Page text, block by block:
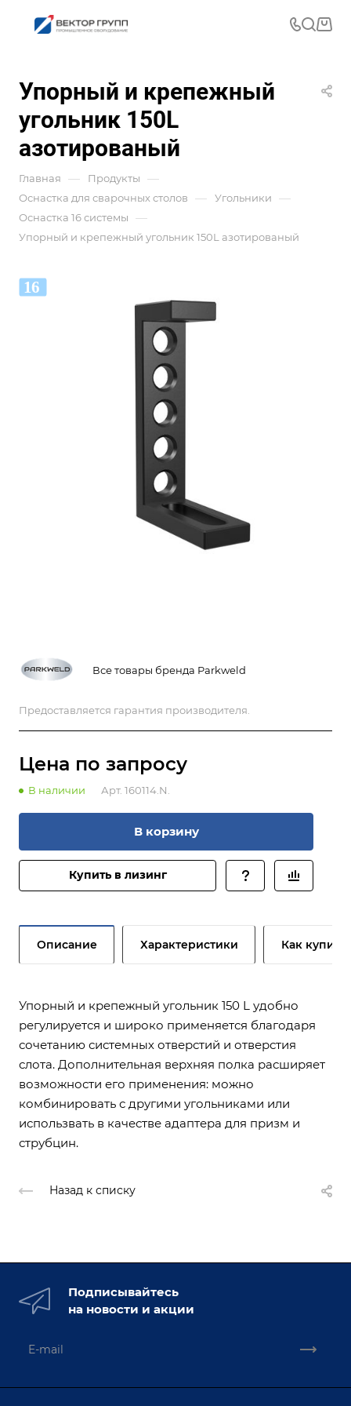
Упорный и крепежный
угольник 150L
азотированый
Главная — Продукты —
Оснастка для сварочных столов — Угольники —
Оснастка 16 системы —
Упорный и крепежный угольник 150L азотированый
Все товары бренда Parkweld
Предоставляется гарантия производителя.
Цена по запросу
В наличии Арт. 160114.N.
В корзину
Купить в лизинг
Описание Характеристики Как купить
Упорный и крепежный угольник 150 L удобно
регулируется и широко применяется благодаря
сочетанию системных отверстий и отверстия
слота. Дополнительная верхняя полка расширяет
возможности его применения: можно
комбинировать с другими угольниками или
использвать в качестве адаптера для призм и
струбцин.
Назад к списку
Подписывайтесь
на новости и акции